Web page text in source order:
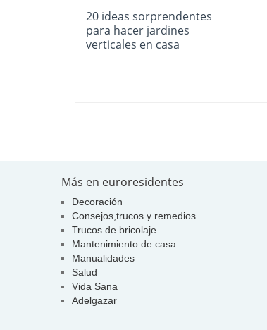
20 ideas sorprendentes
para hacer jardines
verticales en casa
Más en euroresidentes
Decoración
Consejos,trucos y remedios
Trucos de bricolaje
Mantenimiento de casa
Manualidades
Salud
Vida Sana
Adelgazar